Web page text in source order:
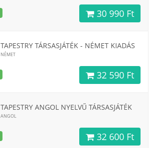
30 990 Ft
TAPESTRY TÁRSASJÁTÉK - NÉMET KIADÁS
NÉMET
32 590 Ft
TAPESTRY ANGOL NYELVŰ TÁRSASJÁTÉK
ANGOL
32 600 Ft